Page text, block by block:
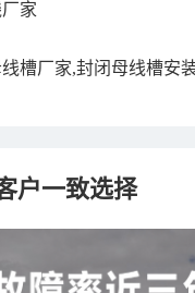
家
槽厂家,封闭母线槽安
户一致选择